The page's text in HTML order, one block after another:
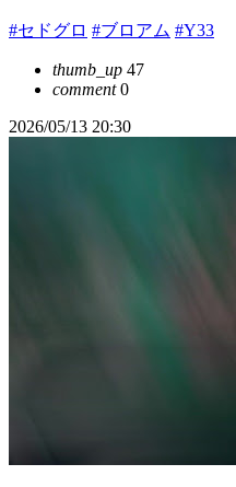
#セドグロ #ブロアム #Y33
thumb_up 47
comment0
2026/05/13 20:30